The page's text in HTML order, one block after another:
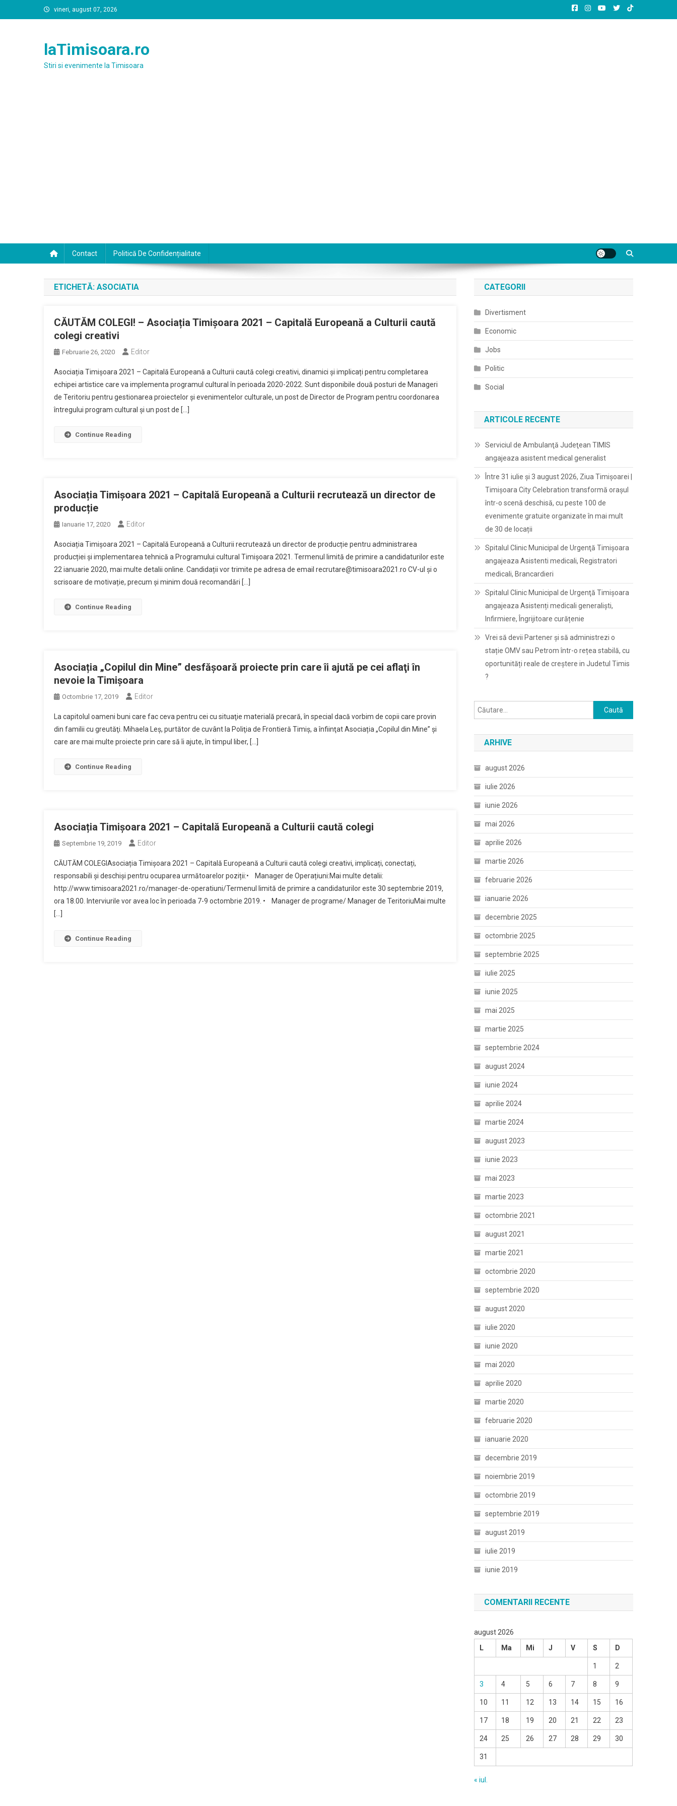
to
vineri, august 07, 2026
laTimisoara.ro
Stiri si evenimente la Timisoara
Contact Politică De Confidențialitate
ETICHETĂ: ASOCIATIA
CĂUTĂM COLEGI! – Asociația Timișoara 2021 – Capitală Europeană a Culturii caută
colegi creativi
Februarie 26, 2020 Editor
Asociația Timișoara 2021 – Capitală Europeană a Culturii caută colegi creativi, dinamici și implicați pentru completarea
echipei artistice care va implementa programul cultural în perioada 2020-2022. Sunt disponibile două posturi de Manageri
de Teritoriu pentru gestionarea proiectelor și evenimentelor culturale, un post de Director de Program pentru coordonarea
întregului program cultural și un post de […]
Continue Reading
Asociația Timișoara 2021 – Capitală Europeană a Culturii recrutează un director de
producție
Ianuarie 17, 2020 Editor
Asociația Timișoara 2021 – Capitală Europeană a Culturii recrutează un director de producție pentru administrarea
producției și implementarea tehnică a Programului cultural Timișoara 2021. Termenul limită de primire a candidaturilor este
22 ianuarie 2020, mai multe detalii online. Candidații vor trimite pe adresa de email recrutare@timisoara2021.ro CV-ul și o
scrisoare de motivație, precum și minim două recomandări […]
Continue Reading
Asociația „Copilul din Mine” desfășoară proiecte prin care îi ajută pe cei aflaţi în
nevoie la Timișoara
Octombrie 17, 2019 Editor
La capitolul oameni buni care fac ceva pentru cei cu situaţie materială precară, în special dacă vorbim de copii care provin
din familii cu greutăţi. Mihaela Leş, purtător de cuvânt la Poliţia de Frontieră Timiş, a înfiinţat Asociația „Copilul din Mine” şi
care are mai multe proiecte prin care să îi ajute, în timpul liber, […]
Continue Reading
Asociația Timișoara 2021 – Capitală Europeană a Culturii caută colegi
Septembrie 19, 2019 Editor
CĂUTĂM COLEGIAsociația Timișoara 2021 – Capitală Europeană a Culturii caută colegi creativi, implicați, conectați,
responsabili și deschiși pentru ocuparea următoarelor poziții:• Manager de Operațiuni:Mai multe detalii:
http://www.timisoara2021.ro/manager-de-operatiuni/Termenul limită de primire a candidaturilor este 30 septembrie 2019,
ora 18.00. Interviurile vor avea loc în perioada 7-9 octombrie 2019. • Manager de programe/ Manager de TeritoriuMai multe
[…]
Continue Reading
CATEGORII
Divertisment
Economic
Jobs
Politic
Social
ARTICOLE RECENTE
Serviciul de Ambulanţă Judeţean TIMIS
angajeaza asistent medical generalist
Între 31 iulie și 3 august 2026, Ziua Timișoarei |
Timișoara City Celebration transformă orașul
într-o scenă deschisă, cu peste 100 de
evenimente gratuite organizate în mai mult
de 30 de locații
Spitalul Clinic Municipal de Urgenţă Timişoara
angajeaza Asistenti medicali, Registratori
medicali, Brancardieri
Spitalul Clinic Municipal de Urgenţă Timişoara
angajeaza Asistenți medicali generaliști,
Infirmiere, Îngrijitoare curățenie
Vrei să devii Partener și să administrezi o
stație OMV sau Petrom într-o rețea stabilă, cu
oportunități reale de creștere in Judetul Timis
?
Caută
după:
ARHIVE
august 2026
iulie 2026
iunie 2026
mai 2026
aprilie 2026
martie 2026
februarie 2026
ianuarie 2026
decembrie 2025
octombrie 2025
septembrie 2025
iulie 2025
iunie 2025
mai 2025
martie 2025
septembrie 2024
august 2024
iunie 2024
aprilie 2024
martie 2024
august 2023
iunie 2023
mai 2023
martie 2023
octombrie 2021
august 2021
martie 2021
octombrie 2020
septembrie 2020
august 2020
iulie 2020
iunie 2020
mai 2020
aprilie 2020
martie 2020
februarie 2020
ianuarie 2020
decembrie 2019
noiembrie 2019
octombrie 2019
septembrie 2019
august 2019
iulie 2019
iunie 2019
COMENTARII RECENTE
august 2026
L
Ma Mi J V S D
1 2
3 4 5 6 7 8 9
10 11 12 13 14 15 16
17 18 19 20 21 22 23
24 25 26 27 28 29 30
31
« iul.